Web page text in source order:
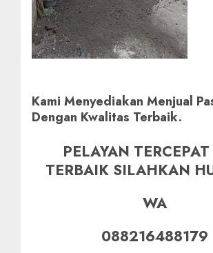
Kami Menyediakan Menjual
Dengan Kwalitas Terbaik.
PELAYAN
TERBAIK SILAHKAN
WA
088216488179